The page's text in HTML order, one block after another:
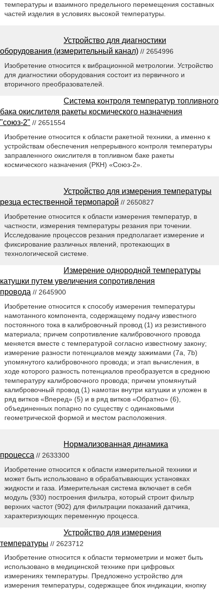
температуры и взаимного предельного перемещения составных
частей изделия в условиях высокой температуры.
Устройство для диагностики
оборудования (измерительный канал) // 2654996
Изобретение относится к вибрационной метрологии. Устройство
для диагностики оборудования состоит из первичного и
вторичного преобразователей.
Система контроля температур топливного
бака окислителя ракеты космического назначения
"союз-2" // 2651554
Изобретение относится к области ракетной техники, а именно к
устройствам обеспечения непрерывного контроля температуры
заправленного окислителя в топливном баке ракеты
космического назначения (РКН) «Союз-2».
Устройство для измерения температуры
резца естественной термопарой // 2650827
Изобретение относится к области измерения температур, в
частности, измерения температуры резания при точении.
Исследование процессов резания предполагает измерение и
фиксирование различных явлений, протекающих в
технологической системе.
Измерение однородной температуры
катушки путем увеличения сопротивления
провода // 2645900
Изобретение относится к способу измерения температуры
намотанного компонента, содержащему подачу известного
постоянного тока в калибровочный провод (1) из резистивного
материала; причем сопротивление калибровочного провода
меняется вместе с температурой согласно известному закону;
измерение разности потенциалов между зажимами (7a, 7b)
упомянутого калибровочного провода; и этап вычисления, в
ходе которого разность потенциалов преобразуется в среднюю
температуру калибровочного провода; причем упомянутый
калибровочный провод (1) намотан внутри катушки и уложен в
ряд витков «Вперед» (5) и в ряд витков «Обратно» (6),
объединенных попарно по существу с одинаковыми
геометрической формой и местом расположения.
Нормализованная динамика
процесса // 2633300
Изобретение относится к области измерительной техники и
может быть использовано в обрабатывающих установках
жидкости и газа. Измерительная система включает в себя
модуль (930) построения фильтра, который строит фильтр
верхних частот (902) для фильтрации показаний датчика,
характеризующих переменную процесса.
Устройство для измерения
температуры // 2623712
Изобретение относится к области термометрии и может быть
использовано в медицинской технике при цифровых
измерениях температуры. Предложено устройство для
измерения температуры, содержащее блок индикации, кнопку